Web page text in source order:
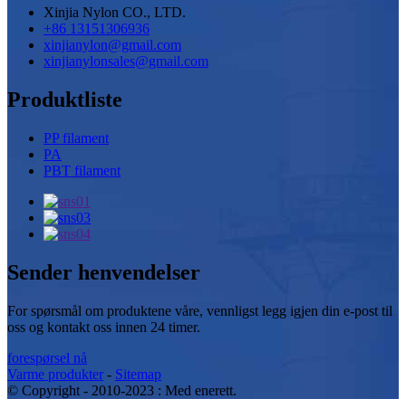
Xinjia Nylon CO., LTD.
+86 13151306936
xinjianylon@gmail.com
xinjianylonsales@gmail.com
Produktliste
PP filament
PA
PBT filament
Sender henvendelser
For spørsmål om produktene våre, vennligst legg igjen din e-post til
oss og kontakt oss innen 24 timer.
forespørsel nå
Varme produkter - Sitemap
© Copyright - 2010-2023 : Med enerett.